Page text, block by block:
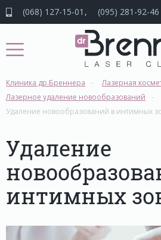
(068) 127-15-01 (095) 281-92-46
Клиника др.Бреннера
Лазерная
Лазерное удаление новообразований
Удаление новообразований в интимных
Удаление
интимных